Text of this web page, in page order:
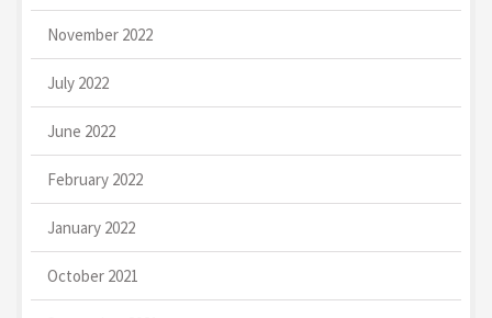
November 2022
July 2022
June 2022
February 2022
January 2022
October 2021